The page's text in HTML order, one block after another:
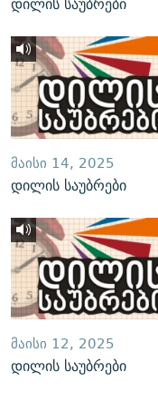
ᲛᲐᲘᲡᲘ 14, 2025
დილის საუბრები
ᲛᲐᲘᲡᲘ 12, 2025
დილის საუბრები